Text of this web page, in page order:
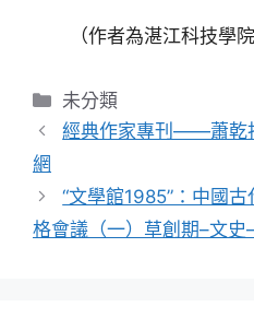
（作者為湛江科技學院
分
類
未分類
經典作家專刊——蕭乾
網
“文學館1985”：中國
格會議（一）草創期–文史